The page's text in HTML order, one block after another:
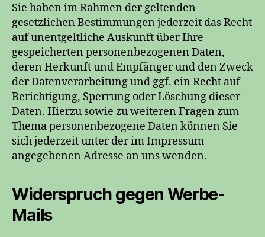
Sie haben im Rahmen der geltenden
gesetzlichen Bestimmungen jederzeit das Recht
auf unentgeltliche Auskunft über Ihre
gespeicherten personenbezogenen Daten,
deren Herkunft und Empfänger und den Zweck
der Datenverarbeitung und ggf. ein Recht auf
Berichtigung, Sperrung oder Löschung dieser
Daten. Hierzu sowie zu weiteren Fragen zum
Thema personenbezogene Daten können Sie
sich jederzeit unter der im Impressum
angegebenen Adresse an uns wenden.
Widerspruch gegen Werbe-
Mails